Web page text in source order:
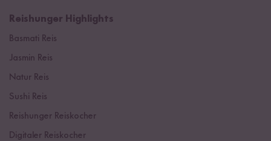
Reishunger Highlights
Basmati Reis
Jasmin Reis
Natur Reis
Sushi Reis
Reishunger Reiskocher
Digitaler Reiskocher